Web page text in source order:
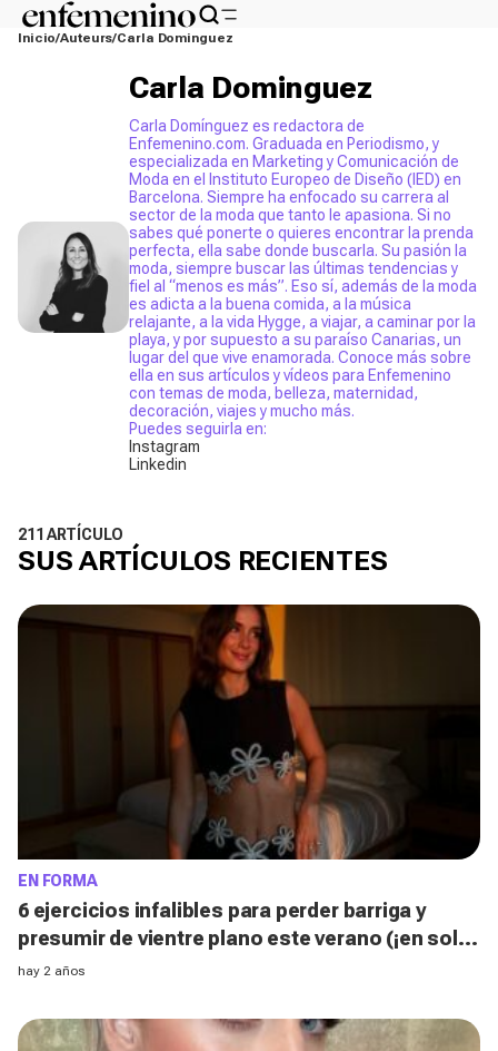
Inicio Auteurs Carla Dominguez
Carla Dominguez
Carla Domínguez es redactora de
Enfemenino.com. Graduada en Periodismo, y
especializada en Marketing y Comunicación de
Moda en el Instituto Europeo de Diseño (IED) en
Barcelona. Siempre ha enfocado su carrera al
sector de la moda que tanto le apasiona. Si no
sabes qué ponerte o quieres encontrar la prenda
perfecta, ella sabe donde buscarla. Su pasión la
moda, siempre buscar las últimas tendencias y
fiel al “menos es más”. Eso sí, además de la moda
es adicta a la buena comida, a la música
relajante, a la vida Hygge, a viajar, a caminar por la
playa, y por supuesto a su paraíso Canarias, un
lugar del que vive enamorada. Conoce más sobre
ella en sus artículos y vídeos para Enfemenino
con temas de moda, belleza, maternidad,
decoración, viajes y mucho más.
Puedes seguirla en:
Instagram
Linkedin
211 ARTÍCULO
SUS ARTÍCULOS RECIENTES
EN FORMA
6 ejercicios infalibles para perder barriga y
presumir de vientre plano este verano (¡en solo
10 minutos al día!)
hay 2 años